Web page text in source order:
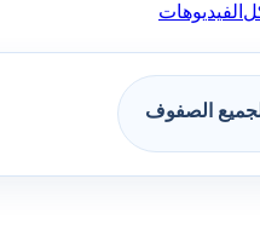
الفيديوهات
الصفوف